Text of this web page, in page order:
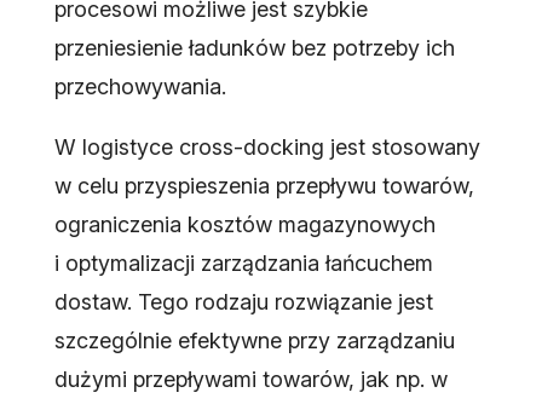
procesowi możliwe jest szybkie
przeniesienie ładunków bez potrzeby ich
przechowywania.
W logistyce cross-docking jest stosowany
w celu przyspieszenia przepływu towarów,
ograniczenia kosztów magazynowych
i optymalizacji zarządzania łańcuchem
dostaw. Tego rodzaju rozwiązanie jest
szczególnie efektywne przy zarządzaniu
dużymi przepływami towarów, jak np. w